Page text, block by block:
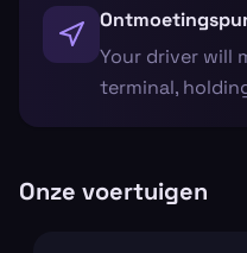
Your driver will
terminal,
Onze voertuigen